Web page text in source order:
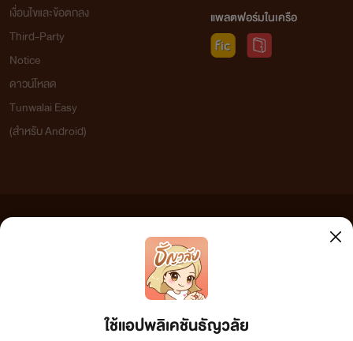
ใช้แอปพลิเคชันธัญวลัย
เงื่อนไขและข้อตกลง
Third-Party
Notice
ดาวน์โหลด
Tunwalai Easy
(สำหรับ Android)
แพลตฟอร์มในเครือ
เว็บไซต์แห่งนี้ไม่ได้เห็นด้วยและไม่ขอรับผิดชอบต่อข้อความใดๆ ทั้งสิ้น ดังนั้นผู้อ่านทุกท่านโปรดใช้
วิจารณญาณในการกลั่นกรองด้วยตนเอง และหากท่านพบข้อความใดๆ ที่ขัดต่อกฎหมายและศีลธรรม
กรุณาแจ้งมาที่ tunwalai@ookbee.com เพื่อทีมงานจะได้ดำเนินการในทันที ทั้งนี้ ทางเว็บไซต์ขอสงวน
ลิขสิทธิ์ตามพระราชบัญญัติลิขสิทธิ์ (ฉบับเพิ่มเติม) พ.ศ.2558